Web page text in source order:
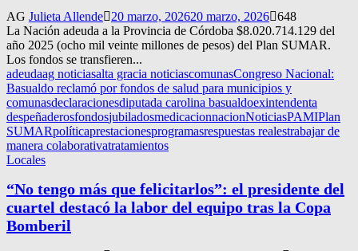
AG Julieta Allende 20 marzo, 202620 marzo, 2026 648
La Nación adeuda a la Provincia de Córdoba $8.020.714.129 del
año 2025 (ocho mil veinte millones de pesos) del Plan SUMAR.
Los fondos se transfieren...
adeudaag noticiasalta gracia noticiascomunasCongreso Nacional:
Basualdo reclamó por fondos de salud para municipios y
comunasdeclaracionesdiputada carolina basualdoexintendenta
despeñaderosfondosjubiladosmedicacionnacionNoticiasPAMIPlan
SUMARpolíticaprestacionesprogramasrespuestas realestrabajar de
manera colaborativatratamientos
Locales
“No tengo más que felicitarlos”: el presidente del
cuartel destacó la labor del equipo tras la Copa
Bomberil